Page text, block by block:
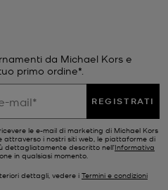
da Michael Kors e
primo ordine*.
REGISTRATI
le e-mail di marketing di Michael Kors
attraverso i nostri siti web, le piattaforme di
dettagliatamente descritto nell’Informativa
in qualsiasi momento.
dettagli, vedere i Termini e condizioni